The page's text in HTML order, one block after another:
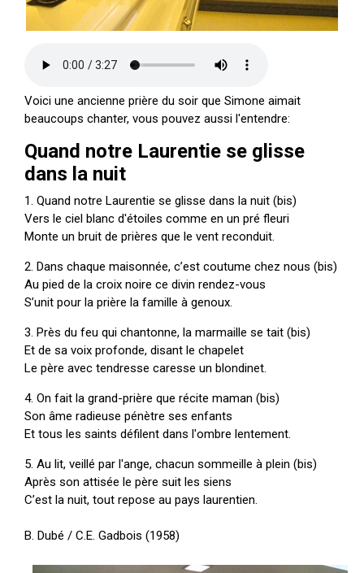
Voici une ancienne prière du soir que Simone aimait
beaucoups chanter, vous pouvez aussi l'entendre:
Quand notre Laurentie se glisse
dans la nuit
1. Quand notre Laurentie se glisse dans la nuit (bis)
Vers le ciel blanc d'étoiles comme en un pré fleuri
Monte un bruit de prières que le vent reconduit.
2. Dans chaque maisonnée, c’est coutume chez nous (bis)
Au pied de la croix noire ce divin rendez-vous
S’unit pour la prière la famille à genoux.
3. Près du feu qui chantonne, la marmaille se tait (bis)
Et de sa voix profonde, disant le chapelet
Le père avec tendresse caresse un blondinet.
4. On fait la grand-prière que récite maman (bis)
Son âme radieuse pénètre ses enfants
Et tous les saints défilent dans l'ombre lentement.
5. Au lit, veillé par l'ange, chacun sommeille à plein (bis)
Après son attisée le père suit les siens
C’est la nuit, tout repose au pays laurentien.
B. Dubé / C.E. Gadbois (1958)